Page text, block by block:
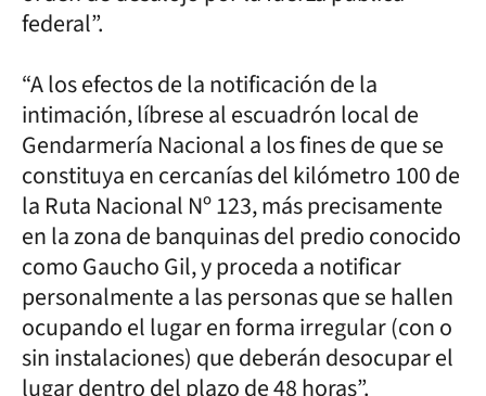
federal”.
“A los efectos de la notificación de la
intimación, líbrese al escuadrón local de
Gendarmería Nacional a los fines de que se
constituya en cercanías del kilómetro 100 de
la Ruta Nacional Nº 123, más precisamente
en la zona de banquinas del predio conocido
como Gaucho Gil, y proceda a notificar
personalmente a las personas que se hallen
ocupando el lugar en forma irregular (con o
sin instalaciones) que deberán desocupar el
lugar dentro del plazo de 48 horas”.